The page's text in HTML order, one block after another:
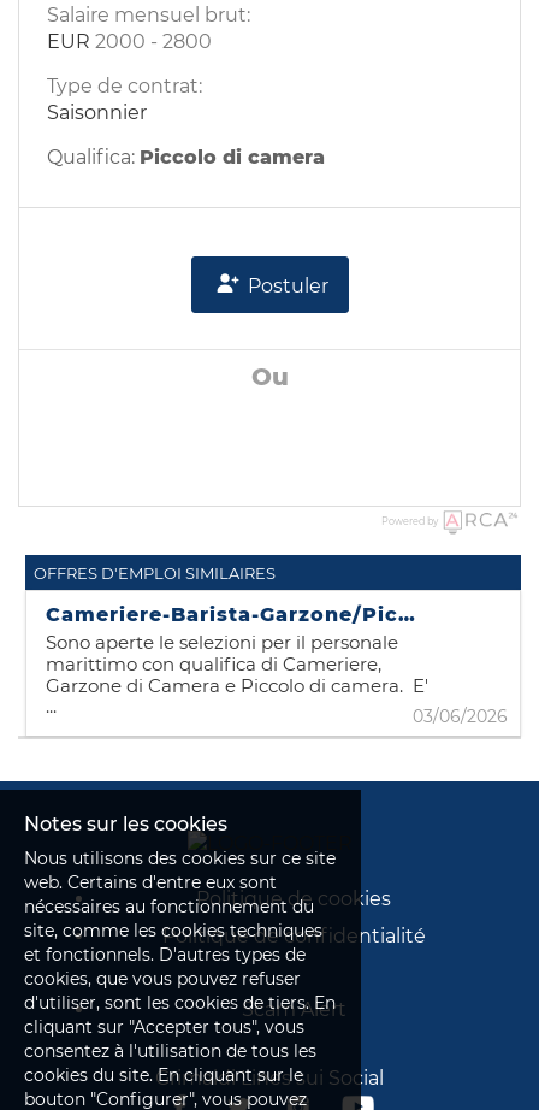
Salaire mensuel brut:
EUR 2000 - 2800
Type de contrat:
Saisonnier
Qualifica: Piccolo di camera
Postuler
Ou
Powered by
OFFRES D'EMPLOI SIMILAIRES
Cameriere-Barista-Garzone/Piccolo di camera
Sono aperte le selezioni per il personale
marittimo con qualifica di Cameriere,
Garzone di Camera e Piccolo di camera. E'
necessario, per accedere al colloquio con i
dell'Industria Armatoriale - Sezione
marittimi imbarcati su navi da carico e navi
traghetto passeggeri/merci superiori a 151
T.S.L.
... 03/06/2026
Politique de cookies
Politique de confidentialité
Scam Alert
Grimaldi Lines sui Social
Notes sur les cookies
Nous utilisons des cookies sur ce site
web. Certains d'entre eux sont
nécessaires au fonctionnement du
site, comme les cookies techniques
et fonctionnels. D'autres types de
cookies, que vous pouvez refuser
d'utiliser, sont les cookies de tiers. En
cliquant sur "Accepter tous", vous
consentez à l'utilisation de tous les
cookies du site. En cliquant sur le
bouton "Configurer", vous pouvez